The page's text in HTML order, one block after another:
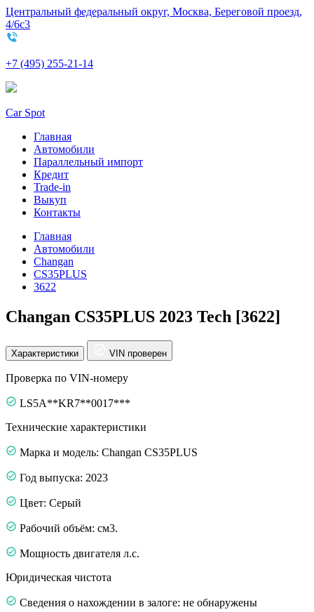
Центральный федеральный округ, Москва, Береговой проезд,
4/6с3
+7 (495) 255-21-14
Car Spot
Главная
Автомобили
Параллельный импорт
Кредит
Trade-in
Выкуп
Контакты
Главная
Автомобили
Changan
CS35PLUS
3622
Changan CS35PLUS 2023 Tech [3622]
Характеристики VIN проверен
Проверка по VIN-номеру
LS5A**KR7**0017***
Технические характеристики
Марка и модель: Changan CS35PLUS
Год выпуска: 2023
Цвет: Серый
Рабочий объём: см3.
Мощность двигателя л.с.
Юридическая чистота
Сведения о нахождении в залоге: не обнаружены